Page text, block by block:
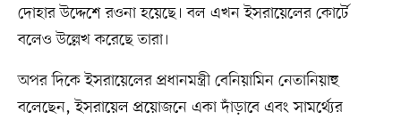
দোহার উদ্দেশে রওনা হয়েছে। বল এখন ইসরায়েলের কোর্টে
বলেও উল্লেখ করেছে তারা।
অপর দিকে ইসরায়েলের প্রধানমন্ত্রী বেনিয়ামিন নেতানিয়াহু
বলেছেন, ইসরায়েল প্রয়োজনে একা দাঁড়াবে এবং সামর্থ্যের